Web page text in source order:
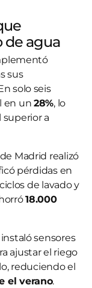
de agua
sus
solo seis
en un28%, lo
a
Madrid realizó
pérdidas en
de lavado y
18.000
sensores
ajustar el riego
reduciendo el
el verano.